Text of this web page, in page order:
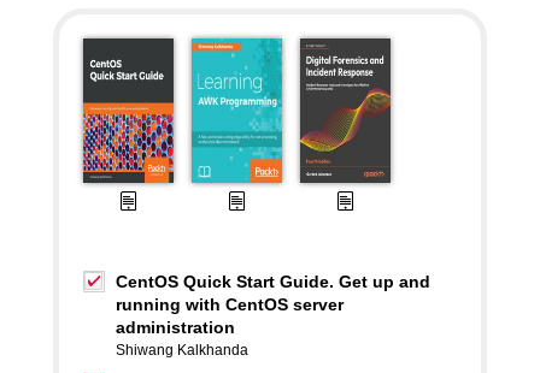
CentOS Quick Start Guide. Get up and
running with CentOS server
administration
Shiwang Kalkhanda